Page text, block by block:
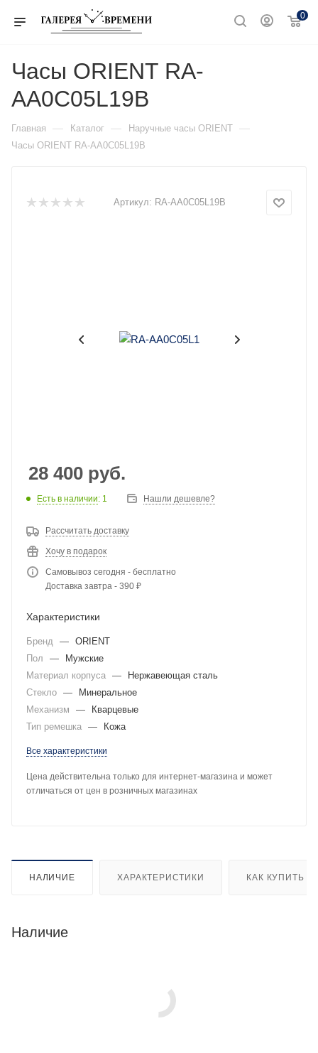
0
Часы ORIENT RA-
AA0C05L19B
Главная — Каталог — Наручные часы ORIENT —
Часы ORIENT RA-AA0C05L19B
Артикул: RA-AA0C05L19B
28 400 руб.
Есть в наличии: 1 Нашли дешевле?
Рассчитать доставку
Хочу в подарок
Самовывоз сегодня - бесплатно
Доставка завтра - 390 ₽
Характеристики
Бренд — ORIENT
Пол
—
Мужские
Материал корпуса —
Нержавеющая сталь
Стекло —
Минеральное
Механизм
—
Кварцевые
Тип ремешка — Кожа
Все характеристики
Цена действительна только для интернет-магазина и может
отличаться от цен в розничных магазинах
НАЛИЧИЕ ХАРАКТЕРИСТИКИ КАК КУПИТЬ
Наличие